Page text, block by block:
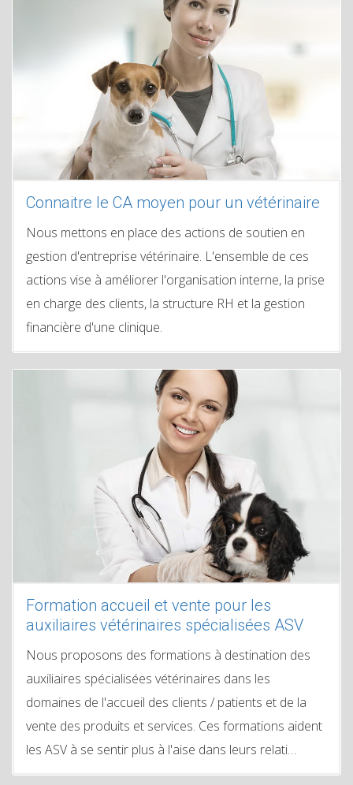
Connaitre le CA moyen pour un vétérinaire
Nous mettons en place des actions de soutien en
gestion d'entreprise vétérinaire. L'ensemble de ces
actions vise à améliorer l'organisation interne, la prise
en charge des clients, la structure RH et la gestion
financière d'une clinique.
Formation accueil et vente pour les
auxiliaires vétérinaires spécialisées ASV
Nous proposons des formations à destination des
auxiliaires spécialisées vétérinaires dans les
domaines de l'accueil des clients / patients et de la
vente des produits et services. Ces formations aident
les ASV à se sentir plus à l'aise dans leurs relati…